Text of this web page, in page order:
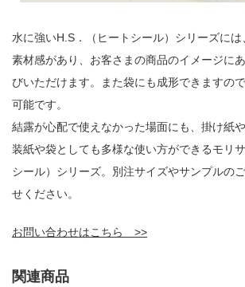
水に強いH.S．（ヒートシール）シリーズに
素材感があり、お客さまの商品のイメージに
びいただけます。また袋にも成形できますの
可能です。
結露が心配で使えなかった場面にも、掛け紙
装紙や袋としても多様な使い方ができるモリ
シール）シリーズ。別注サイズやサンプルの
せください。
お問い合わせはこちら >>
関連商品